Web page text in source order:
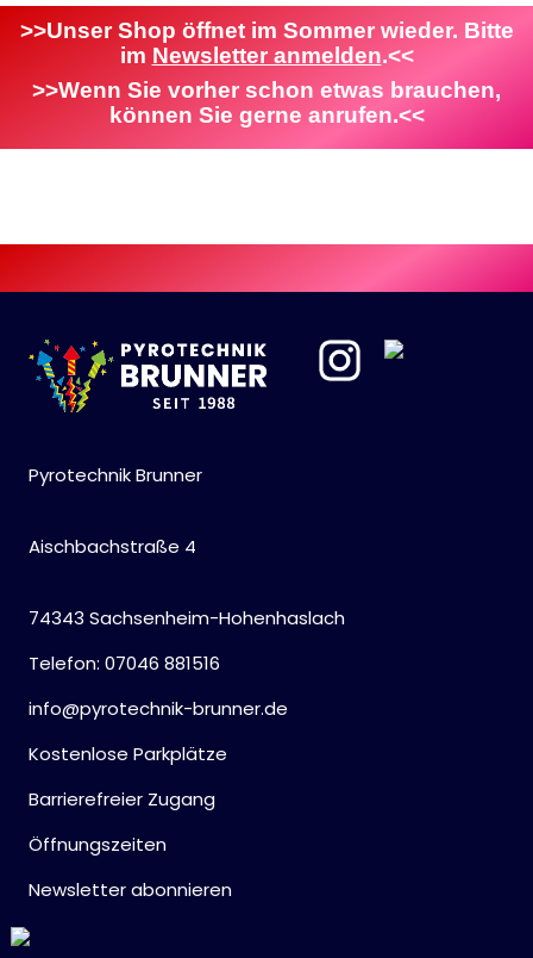
Dekoration, Knicklichter
Scherzartikel
Zubehör
Attrappen
Sonstiges
>>Unser Shop öffnet im Sommer wieder. Bitte
im Newsletter anmelden.<<
>>Wenn Sie vorher schon etwas brauchen,
können Sie gerne anrufen.<<
Pyrotechnik Brunner
Aischbachstraße 4
74343 Sachsenheim-Hohenhaslach
Telefon: 07046 881516
info@pyrotechnik-brunner.de
Kostenlose Parkplätze
Barrierefreier Zugang
Öffnungszeiten
Newsletter abonnieren